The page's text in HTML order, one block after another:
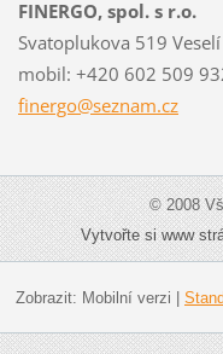
FINERGO, spol. s r.o.
Svatoplukova 519
mobil: +420 602 509
finergo@seznam.cz
© 2008
Vytvořte si www
Zobrazit: Mobilní verzi